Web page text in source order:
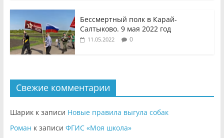
Бессмертный полк в Карай-
Салтыково. 9 мая 2022 год
11.05.2022 0
Свежие комментарии
Шарикк записи Новые правила выгула собак
Роман к записи ФГИС «Моя школа»